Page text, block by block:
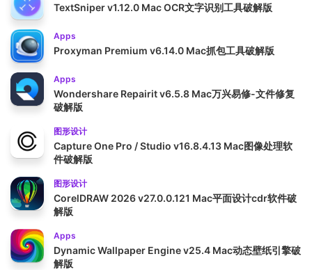
TextSniper v1.12.0 Mac OCR文字识别工具破解版
Apps
Proxyman Premium v6.14.0 Mac抓包工具破解版
Apps
Wondershare Repairit v6.5.8 Mac万兴易修-文件修复
破解版
图形设计
Capture One Pro / Studio v16.8.4.13 Mac图像处理软
件破解版
图形设计
CorelDRAW 2026 v27.0.0.121 Mac平面设计cdr软件破
解版
Apps
Dynamic Wallpaper Engine v25.4 Mac动态壁纸引擎破
解版